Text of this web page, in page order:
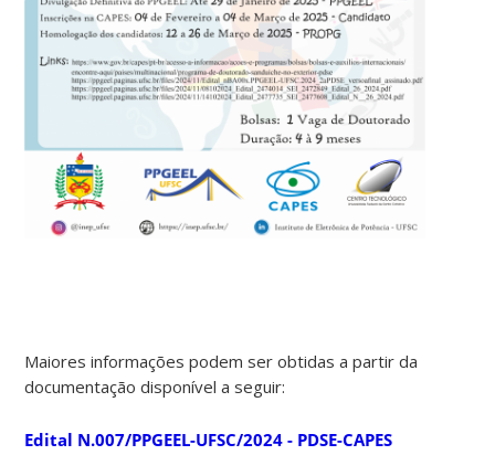
Maiores informações podem ser obtidas a partir da
documentação disponível a seguir:
Edital N.007/PPGEEL-UFSC/2024 - PDSE-CAPES